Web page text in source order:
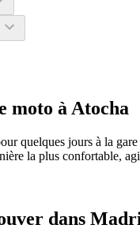
moto à Atocha
quelques jours à la
la plus confortable,
dans